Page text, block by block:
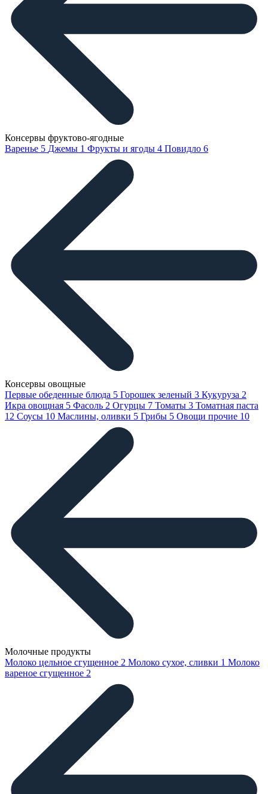
Консервы фруктово-ягодные
Варенье 5 Джемы 1 Фрукты и ягоды 4 Повидло 6
Консервы овощные
Первые обеденные блюда 5 Горошек зеленый 3 Кукуруза 2
Икра овощная 5 Фасоль 2 Огурцы 7 Томаты 3 Томатная паста
12 Соусы 10 Маслины, оливки 5 Грибы 5 Овощи прочие 10
Молочные продукты
Молоко цельное сгущенное 2 Молоко сухое, сливки 1 Молоко
вареное сгущенное 2